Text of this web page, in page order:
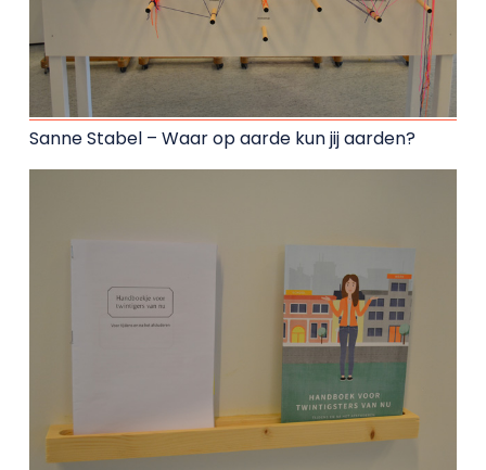
Sanne Stabel – Waar op aarde kun jij aarden?